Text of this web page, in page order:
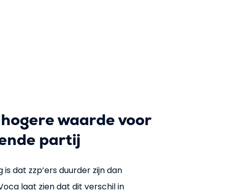
waarde voor
partij
dat zzp’ers duurder zijn dan
laat zien dat dit verschil in